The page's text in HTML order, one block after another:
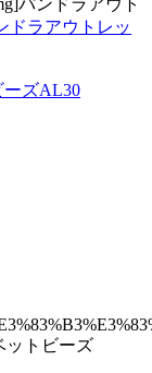
ドラアウトレッ
ットビーズ